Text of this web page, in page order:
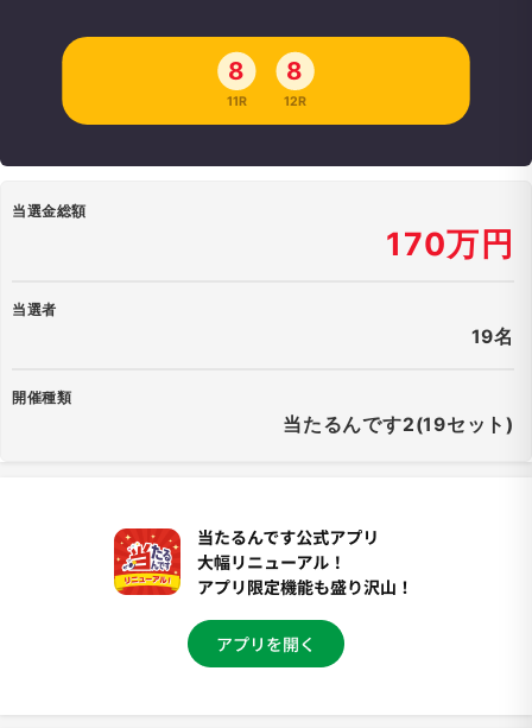
8
11R
8
12R
当選金総額
170万円
当選者
19名
開催種類
当たるんです2(19セット)